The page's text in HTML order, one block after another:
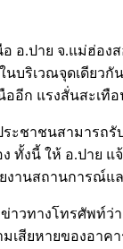
.ปาย จ.แม่ฮ่อ
ริเวณจุดเดียวกั
ก แรงสั่นสะเ
ชาชนสามาร
ทั้งนี้ ให้ อ.ปา
งานสถานการณ์แ
ทางโทรศัพท์ว่
สียหายของอา